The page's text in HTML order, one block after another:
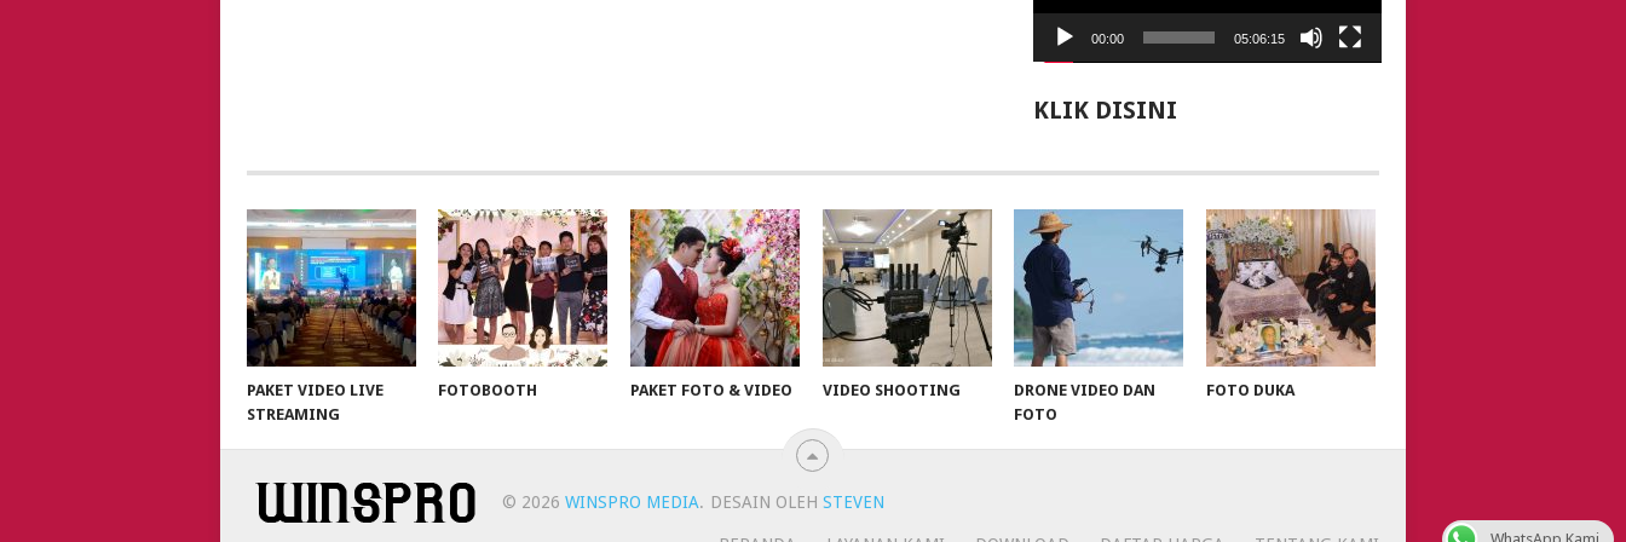
00:00 05:06:15
KLIK DISINI
PAKET VIDEO LIVE
STREAMING
FOTOBOOTH PAKET FOTO & VIDEO VIDEO SHOOTING
DRONE VIDEO DAN
FOTO
FOTO DUKA
© 2026 WINSPRO MEDIA. DESAIN OLEH STEVEN